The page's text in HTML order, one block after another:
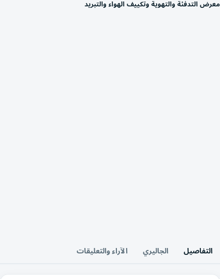
معرض التدفئة والتهوية وتكييف الهواء والتبريد
التفاصيل الجاليري الآراء والتعليقات